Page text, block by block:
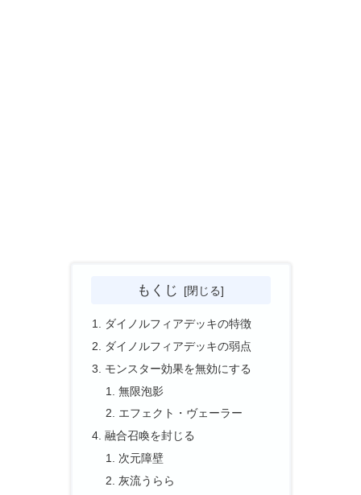
もくじ
ダイノルフィアデッキの特徴
ダイノルフィアデッキの弱点
モンスター効果を無効にする
無限泡影
エフェクト・ヴェーラー
融合召喚を封じる
次元障壁
灰流うらら